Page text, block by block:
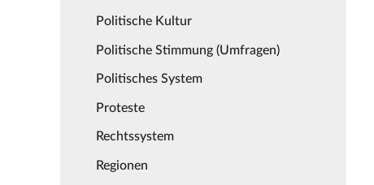
Politische Kultur
Politische Stimmung (Umfragen)
Politisches System
Proteste
Rechtssystem
Regionen